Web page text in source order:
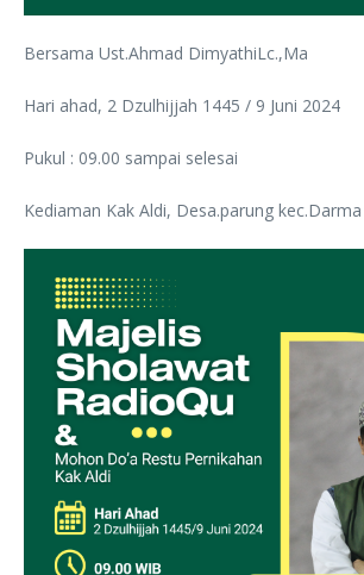
Bersama Ust.Ahmad DimyathiLc.,Ma
Hari ahad, 2 Dzulhijjah 1445 / 9 Juni 2024
Pukul : 09.00 sampai selesai
Kediaman Kak Aldi, Desa.parung